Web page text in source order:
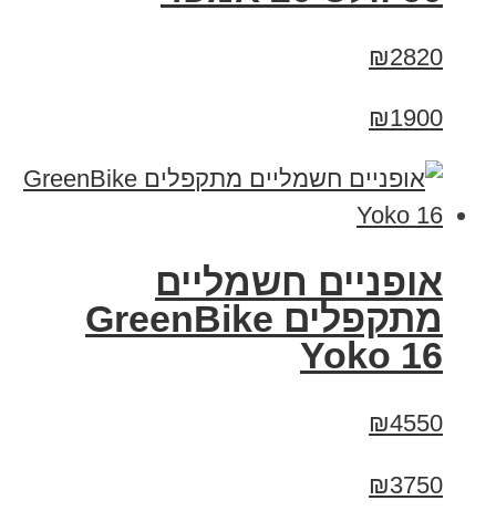
₪2820
₪1900
‏אופניים חשמליים
‏מתקפלים GreenBike
Yoko 16
₪4550
₪3750